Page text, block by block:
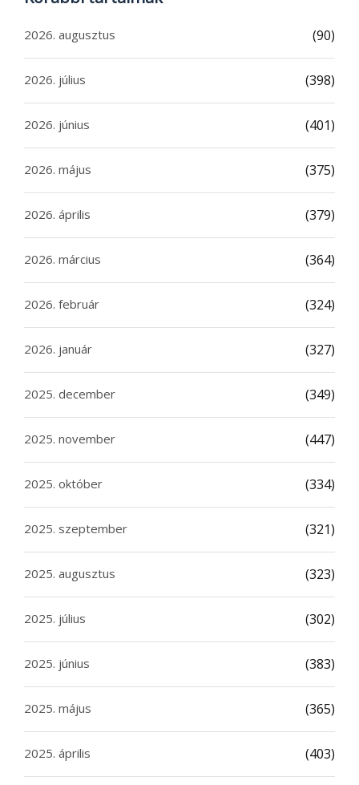
2026. augusztus (90)
2026. július (398)
2026. június (401)
2026. május (375)
2026. április (379)
2026. március (364)
2026. február (324)
2026. január (327)
2025. december (349)
2025. november (447)
2025. október (334)
2025. szeptember (321)
2025. augusztus (323)
2025. július (302)
2025. június (383)
2025. május (365)
2025. április (403)